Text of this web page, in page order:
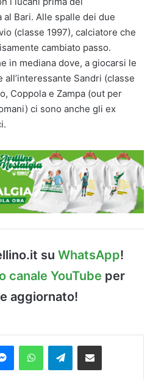
Bari. Alle spalle dei due
(classe 1997), calciatore che
cambiato passo.
in mediana dove, a giocarsi le
Sandri (classe
Coppola e Zampa (out per
ci sono anche gli ex
su WhatsApp!
canale YouTube per
aggiornato!
MessengerWhatsAppTelegramCondividi via Email